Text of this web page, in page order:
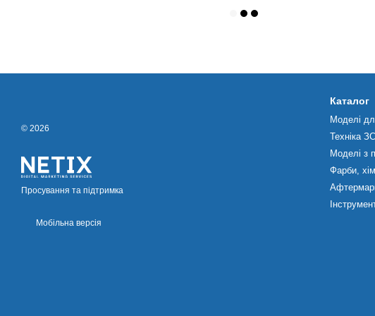
© 2026
Просування та підтримка
Мобільна версія
Каталог
Моделі
Техніка
Моделі з
Фарби,